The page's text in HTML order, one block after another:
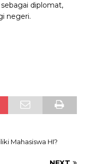
diplomat,
negeri.
Mahasiswa HI?